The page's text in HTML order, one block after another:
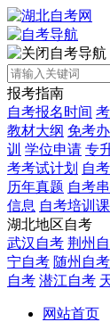
自考导航
报考指南
自考报名时间
教材大纲 免考
训 学位申请 专
考考试计划 自
历年真题 自考
信息 自考培训
湖北地区自考
武汉自考 荆州
宁自考 随州自考
自考 潜江自考
网站首页